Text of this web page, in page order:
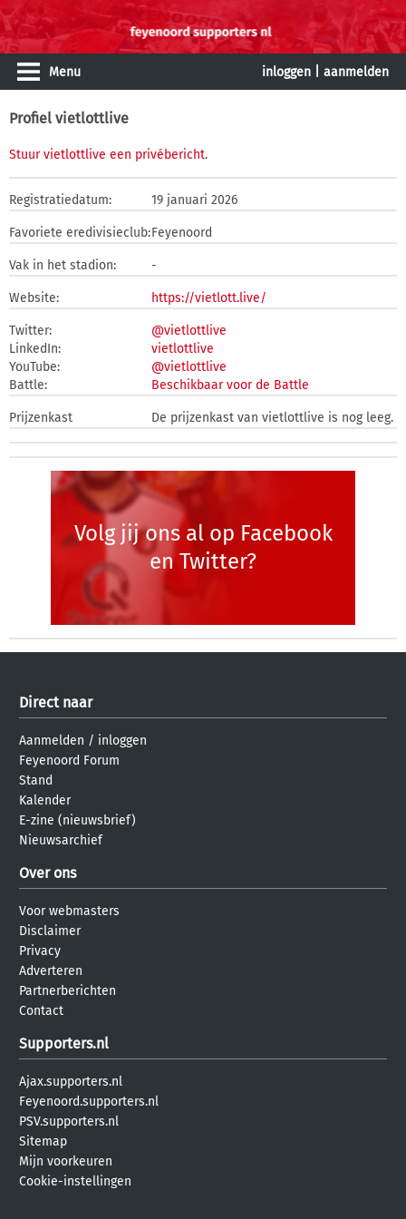
Menu inloggen aanmelden
Profiel vietlottlive
Stuur vietlottlive een privébericht.
Registratiedatum: 19 januari 2026
Favoriete eredivisieclub:Feyenoord
Vak in het stadion: -
Website: https://vietlott.live/
Twitter:
@vietlottlive
LinkedIn:
vietlottlive
YouTube:
@vietlottlive
Battle:
Beschikbaar voor de Battle
Prijzenkast De prijzenkast van vietlottlive is nog leeg.
Volg jij ons al op Facebook
en Twitter?
Direct naar
Aanmelden / inloggen
Feyenoord Forum
Stand
Kalender
E-zine (nieuwsbrief)
Nieuwsarchief
Over ons
Voor webmasters
Disclaimer
Privacy
Adverteren
Partnerberichten
Contact
Supporters.nl
Ajax.supporters.nl
Feyenoord.supporters.nl
PSV.supporters.nl
Sitemap
Mijn voorkeuren
Cookie-instellingen